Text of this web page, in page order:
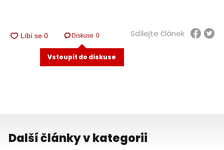
Diskuse 0
Vstoupit do diskuse
Sdílejte článek
Další články v kategorii